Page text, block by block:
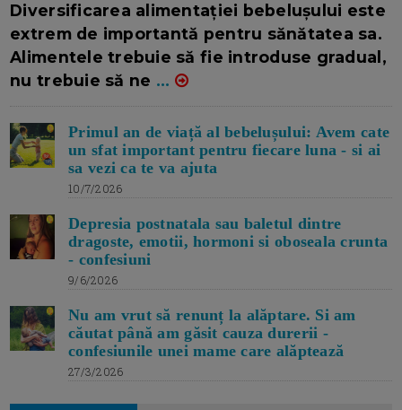
Diversificarea alimentației bebelușului este
extrem de importantă pentru sănătatea sa.
Alimentele trebuie să fie introduse gradual,
nu trebuie să ne ...
Primul an de viață al bebelușului: Avem cate
un sfat important pentru fiecare luna - si ai
sa vezi ca te va ajuta
10/7/2026
Depresia postnatala sau baletul dintre
dragoste, emotii, hormoni si oboseala crunta
- confesiuni
9/6/2026
Nu am vrut să renunț la alăptare. Si am
căutat până am găsit cauza durerii -
confesiunile unei mame care alăptează
27/3/2026